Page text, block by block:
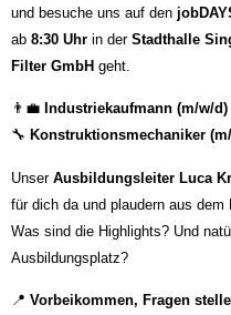
und besuche uns auf den
ab 8:30 Uhr in der Stadthalle
Filter GmbH geht.
👨‍💼 Industriekaufmann (m/w/d)
🔧 Konstruktionsmechaniker
Unser Ausbildungsleiter Luca
für dich da und plaudern aus
Was sind die Highlights? Und
Ausbildungsplatz?
📍 Vorbeikommen, Fragen